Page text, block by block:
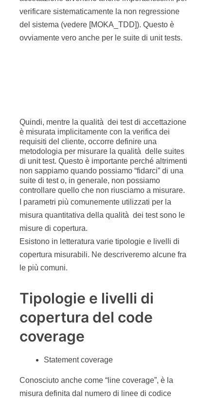
è misurata implicitamente con la verifica dei
requisiti del cliente, occorre definire una
metodologia per misurare la qualità delle suites
di unit test. Questo è importante perché altrimenti
non sappiamo quando possiamo “fidarci” di una
copertura misurabili. Ne descriveremo alcune fra
le più comuni.
Tipologie e livelli di
copertura del code
coverage
Statement coverage
Conosciuto anche come “line coverage”, è la
misura definita dal numero di linee di codice
linee. E‘ evidentemente la misura più semplice
che si può effettuare. Misure simili (ma più
grossolane) sono la copertura dei metodi (method
coverage) o delle classi (class coverage).
considera ogni sequenza di codice “consecutiva”